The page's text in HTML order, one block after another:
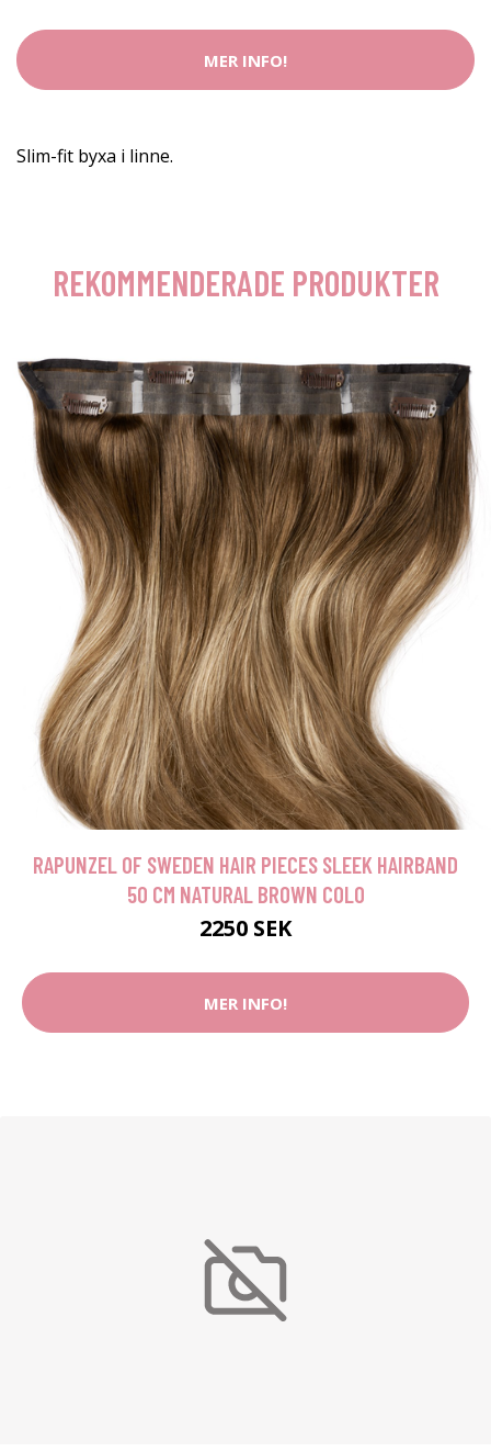
MER INFO!
Slim-fit byxa i linne.
REKOMMENDERADE PRODUKTER
RAPUNZEL OF SWEDEN HAIR PIECES SLEEK HAIRBAND
50 CM NATURAL BROWN COLO
2250 SEK
MER INFO!